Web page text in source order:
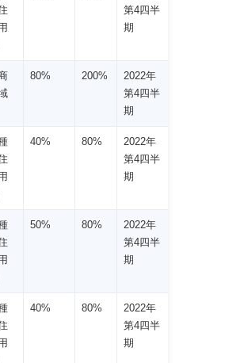
第4四半
期
80% 200%
2022年
第4四半
期
40% 80%
2022年
第4四半
期
50% 80%
2022年
第4四半
期
40% 80%
2022年
第4四半
期